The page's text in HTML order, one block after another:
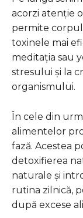
acorzi atenție
permite
toxinele mai
meditația sau
stresului și la
organismului.
În cele din
alimentelor
fază. Acestea
detoxifierea
naturale și
rutina zilnică,
după excese